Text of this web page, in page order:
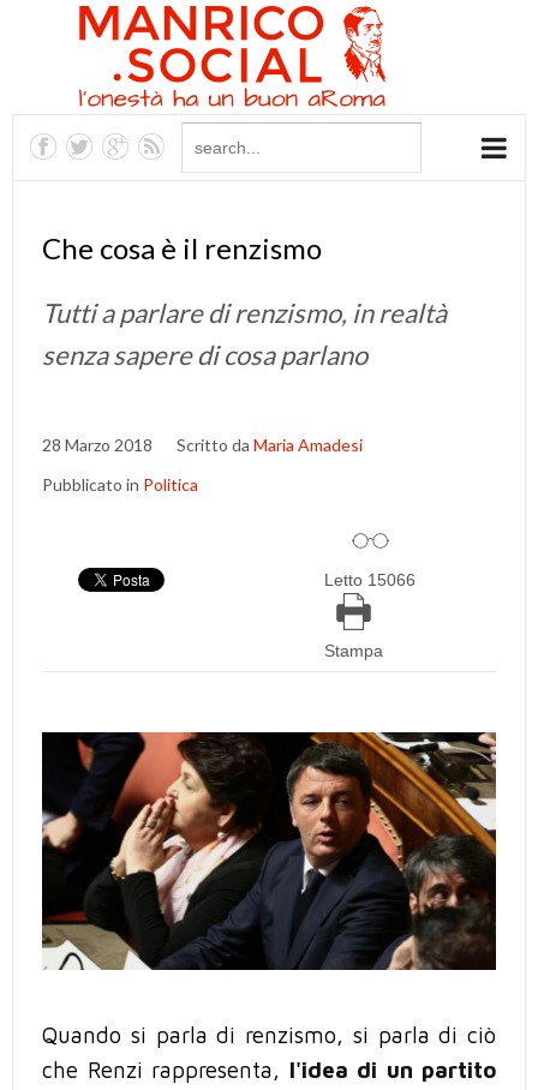
Che cosa è il renzismo
Tutti a parlare di renzismo, in realtà
senza sapere di cosa parlano
28 Marzo 2018 Scritto da Maria Amadesi
Pubblicato in Politica
Letto 15066
Stampa
Quando si parla di renzismo, si parla di ciò
che Renzi rappresenta, l'idea di un partito